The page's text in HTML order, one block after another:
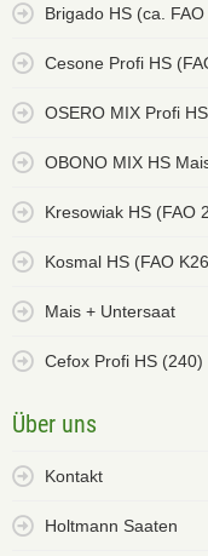
Brigado HS (ca.
Cesone Profi HS
OSERO MIX Profi
OBONO MIX HS
Kresowiak HS (FAO
Kosmal HS (FAO
Mais + Untersaat
Cefox Profi HS (240)
Über uns
Kontakt
Holtmann Saaten